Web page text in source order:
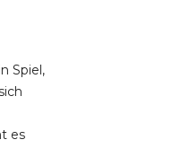
Spiel,
es